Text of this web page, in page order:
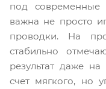
под современные
важна не просто
проводки. На
стабильно
результат даже
счет мягкого, но